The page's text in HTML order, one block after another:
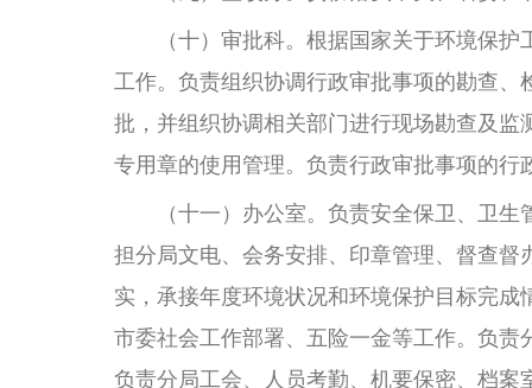
（十）审批科。根据国家关于环境保护
工作。负责组织协调行政审批事项的勘查
批，并组织协调相关部门进行现场勘查及
专用章的使用管理。负责行政审批事项的行
（十一）办公室。负责安全保卫、卫生
担分局文电、会务安排、印章管理、督查
实，承接年度环境状况和环境保护目标完
市委社会工作部署、五险一金等工作。负
负责分局工会、人员考勤、机要保密、档